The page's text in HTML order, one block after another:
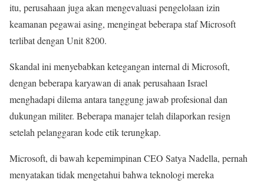
itu, perusahaan juga akan mengevaluasi pengelolaan izin
keamanan pegawai asing, mengingat beberapa staf Microsoft
terlibat dengan Unit 8200.
Skandal ini menyebabkan ketegangan internal di Microsoft,
dengan beberapa karyawan di anak perusahaan Israel
menghadapi dilema antara tanggung jawab profesional dan
dukungan militer. Beberapa manajer telah dilaporkan resign
setelah pelanggaran kode etik terungkap.
Microsoft, di bawah kepemimpinan CEO Satya Nadella, pernah
menyatakan tidak mengetahui bahwa teknologi mereka